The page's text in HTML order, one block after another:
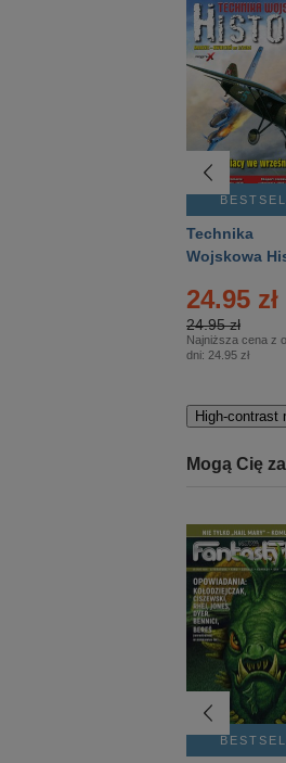
Technika
Wojskowa
24.95 zł
24.95 zł
Najniższa cena z
dni: 24.95 zł
High-contrast
Mogą Cię